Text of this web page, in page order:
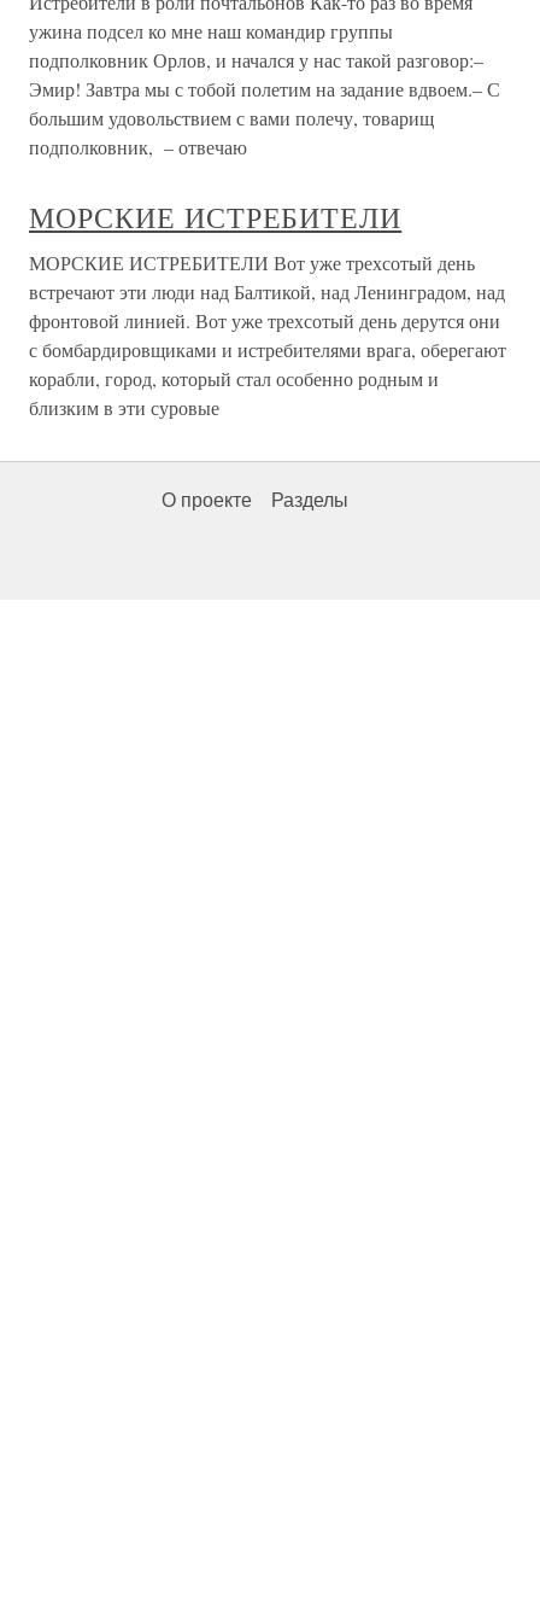
ужина подсел ко мне наш командир группы
подполковник Орлов, и начался у нас такой разговор:–
Эмир! Завтра мы с тобой полетим на задание вдвоем.– С
большим удовольствием с вами полечу, товарищ
подполковник, – отвечаю
МОРСКИЕ ИСТРЕБИТЕЛИ
МОРСКИЕ ИСТРЕБИТЕЛИ Вот уже трехсотый день
встречают эти люди над Балтикой, над Ленинградом, над
фронтовой линией. Вот уже трехсотый день дерутся они
с бомбардировщиками и истребителями врага, оберегают
корабли, город, который стал особенно родным и
близким в эти суровые
О проекте Разделы